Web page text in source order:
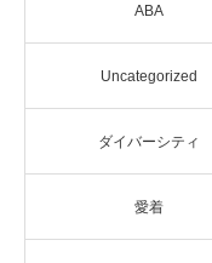
ABA
Uncategorized
ダイバーシティ
愛着